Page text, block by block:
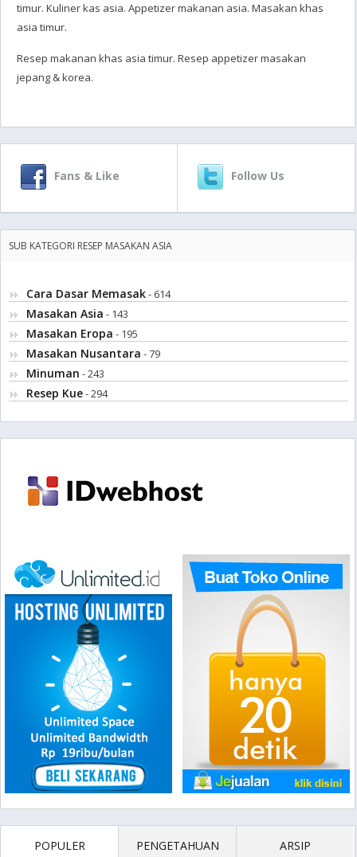
timur. Kuliner kas asia. Appetizer makanan asia. Masakan khas
asia timur.
Resep makanan khas asia timur. Resep appetizer masakan
jepang & korea.
Fans & Like Follow Us
SUB KATEGORI RESEP MASAKAN ASIA
Cara Dasar Memasak- 614
Masakan Asia - 143
Masakan Eropa - 195
Masakan Nusantara - 79
Minuman - 243
Resep Kue- 294
POPULER PENGETAHUAN ARSIP